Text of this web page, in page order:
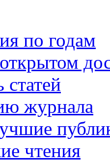
по годам
статей
журнала
чтения